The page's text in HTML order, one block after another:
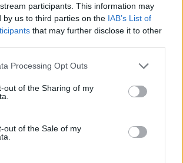
participants. This information may
by us to third parties on the IAB’s List of
that may further disclose it to other
website/app uses one or more Google
visit or usage behaviour. You may click to
to Google and its third-party tags to
below specified purposes in below Google
Processing Opt Outs
out of the Sharing of my
out of the Sale of my
ανοχή σε επιθέσεις εναντίον
πρόεδρος των ΗΠΑ
πως οι ΗΠΑ «δεν θα ανεχθούν
επίθεση στη Νέα Ορλεάνη.